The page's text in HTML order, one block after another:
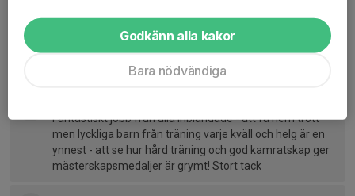
Stort tack till Camilla och hela styrelsen för att ni kämpar
på och håller ihop verksamheten! OCH håller fullständigt
med, en riktigt kul och fin säsong. Lovar gott inför
framtiden! Trevlig sommar!
Fantastiskt jobb från alla inblandade - att få hem trött
men lyckliga barn från träning varje kväll och helg är en
ynnest - att se hur hård träning och god kamratskap ger
mästerskapsmedaljer är grymt! Stort tack
Godkänn alla kakor
Bara nödvändiga